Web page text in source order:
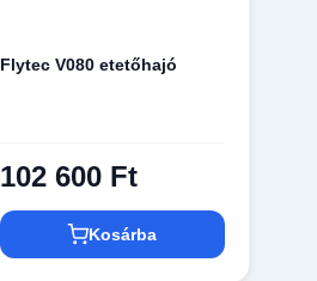
Flytec V080 etetőhajó
102 600 Ft
Kosárba